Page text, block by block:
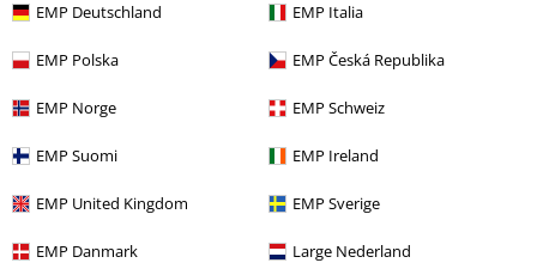
EMP Deutschland EMP Italia
EMP Polska EMP Česká Republika
EMP Norge EMP Schweiz
EMP Suomi EMP Ireland
EMP United Kingdom EMP Sverige
EMP Danmark Large Nederland
Algemene maat info
Annuleer mijn BSC-lidmaatschap
Betaalmethodes
Overige acties